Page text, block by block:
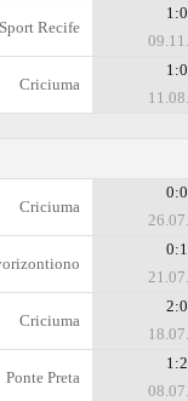
Sport Recife
1:0
Criciuma
1:0
Criciuma
0:0
0:1
Criciuma
2:0
Ponte Preta
1:2